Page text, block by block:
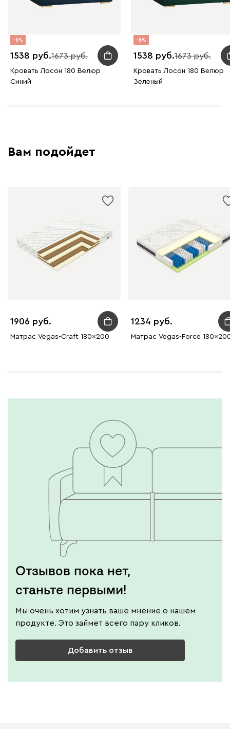
8
1538 1673
Кровать Лосон 180 Велюр
Синий
8
1538 1673
Кровать Лосон 180 Велюр
Зеленый
Вам подойдет
1906
Матрас Vegas-Craft 180x200
1234
Матрас Vegas-Force
Отзывов пока нет,
станьте первыми!
Мы очень хотим узнать ваше мнение о нашем
продукте. Это займет всего пару кликов.
Добавить отзыв